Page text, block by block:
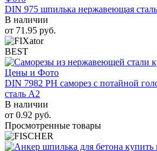
DIN 975 шпилька нержавеющая
В наличии
от 71.95 руб.
BEST
DIN 7982 PH саморез с потайной
сталь A2
В наличии
от 0.92 руб.
Просмотренные товары